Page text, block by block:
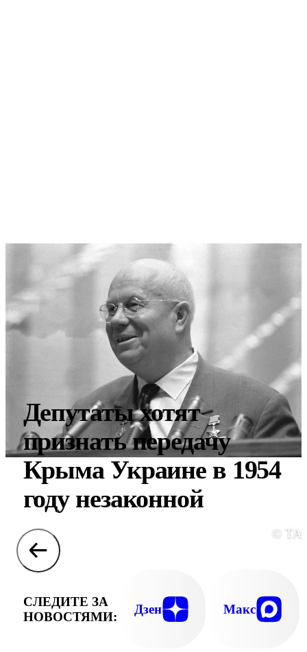
Депутаты хотят
признать передачу
Крыма Украине в 1954
году незаконной
©
СЛЕДИТЕ ЗА
НОВОСТЯМИ:
Дзен Макс